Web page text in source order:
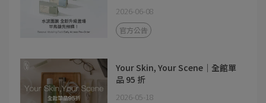
2026-06-08
官方公告
Your Skin, Your Scene｜全館單
品 95 折
2026-05-18